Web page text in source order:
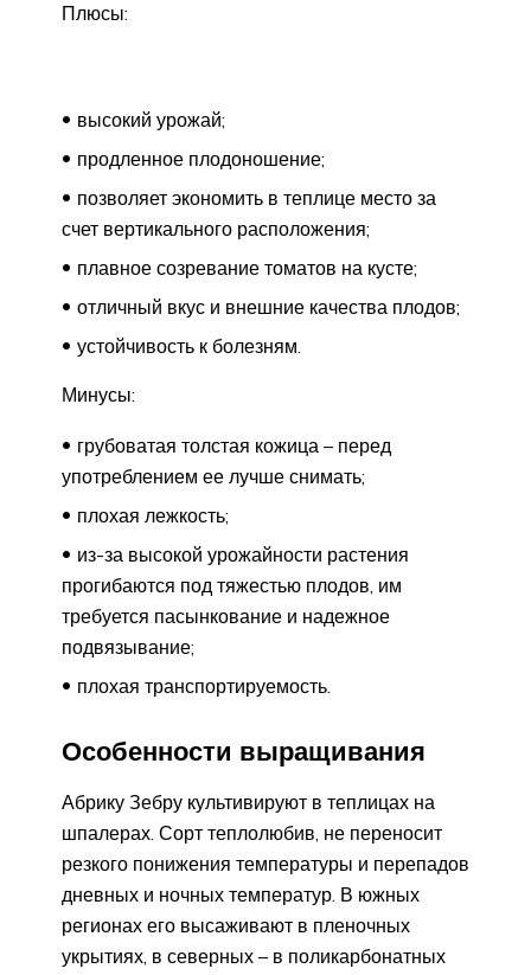
Плюсы:
высокий урожай;
продленное плодоношение;
позволяет экономить в теплице место за
счет вертикального расположения;
плавное созревание томатов на кусте;
отличный вкус и внешние качества плодов;
устойчивость к болезням.
Минусы:
грубоватая толстая кожица – перед
употреблением ее лучше снимать;
плохая лежкость;
из-за высокой урожайности растения
прогибаются под тяжестью плодов, им
требуется пасынкование и надежное
подвязывание;
плохая транспортируемость.
Особенности выращивания
Абрику Зебру культивируют в теплицах на
шпалерах. Сорт теплолюбив, не переносит
резкого понижения температуры и перепадов
дневных и ночных температур. В южных
регионах его высаживают в пленочных
укрытиях, в северных – в поликарбонатных